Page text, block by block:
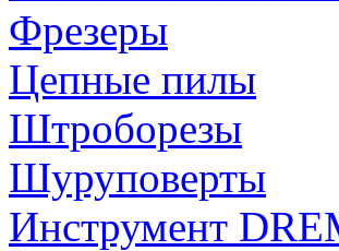
Фрезеры
Цепные пилы
Штроборезы
Шуруповерты
Инструмент